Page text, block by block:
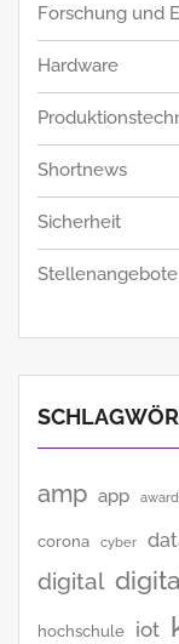
Forschung und
Hardware
Shortnews
Sicherheit
Stellenangebote
amp app award
corona cyber
digital
hochschule iot